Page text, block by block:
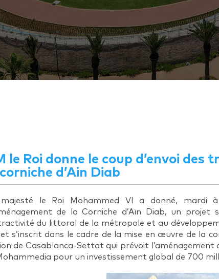
le Roi donne le coup d’envoi
corniche d’Ain Diab
le Roi Mohammed VI a donné, mardi
de la Corniche d’Aïn Diab, un
du littoral de la métropole et au
s’inscrit dans le cadre de la mise en œuvre de la
de Casablanca-Settat qui prévoit l’aménagement
pour un investissement global de 700